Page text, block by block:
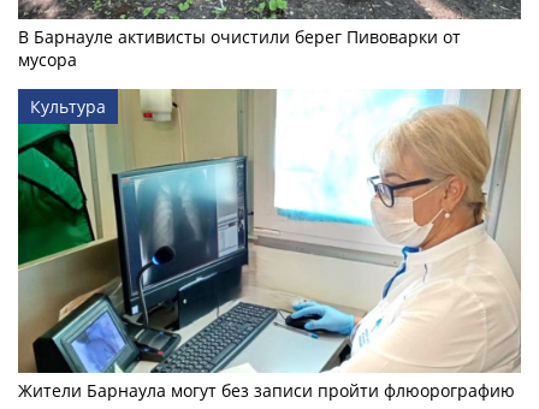
В Барнауле активисты очистили берег Пивоварки от
мусора
Культура
Жители Барнаула могут без записи пройти флюорографию